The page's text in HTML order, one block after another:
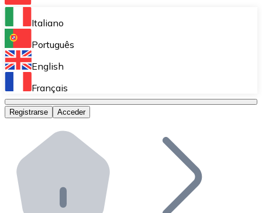
Bitnovo Ramp
Integra nuestra solución en tu plataforma.
Bitnovo Giftcards
Bitnovo OTC
Bitnovo ATM
Integra un ATM Bitnovo en tu negocio y permite que
Bitnovo API
Integra nuestra API en tu ecosistema.
Italiano
Português
English
Français
Registrarse Acceder